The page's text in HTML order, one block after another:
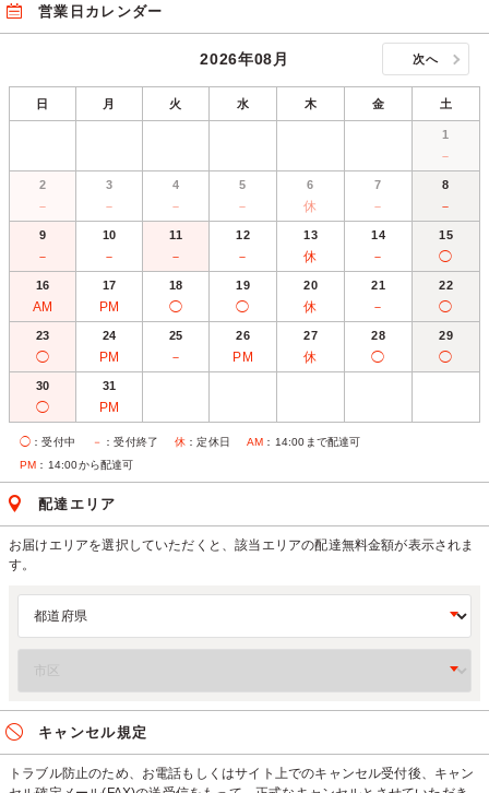
営業日カレンダー
2026年08月 次へ
日 月 火 水 木 金 土
1
－
2
－
3
－
4
－
5
－
6
休
7
－
8
－
9
－
10
－
11
－
12
－
13
休
14
－
15
◯
16
AM
17
PM
18
◯
19
◯
20
休
21
－
22
◯
23
◯
24
PM
25
－
26
PM
27
休
28
◯
29
◯
30
◯
31
PM
◯ ：受付中 － ：受付終了 休 ：定休日 AM ：14:00まで配達可
PM ：14:00から配達可
配達エリア
お届けエリアを選択していただくと、該当エリアの配達無料金額が表示されま
す。
キャンセル規定
トラブル防止のため、お電話もしくはサイト上でのキャンセル受付後、キャン